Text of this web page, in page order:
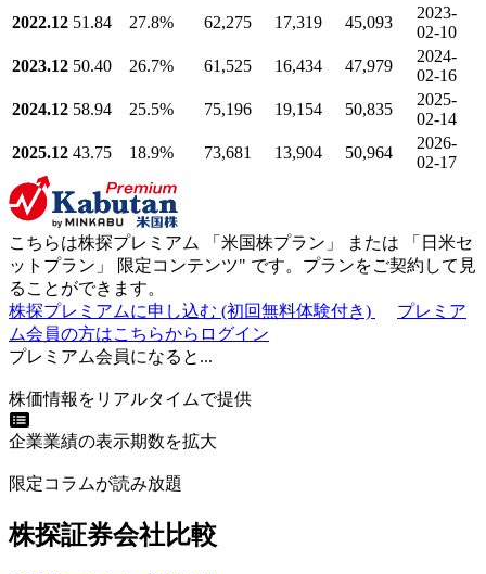
2022.12 51.84 27.8% 62,275 17,319 45,093
2023-
02-10
2023.12 50.40 26.7% 61,525 16,434 47,979
2024-
02-16
2024.12 58.94 25.5% 75,196 19,154 50,835
2025-
02-14
2025.12 43.75 18.9% 73,681 13,904 50,964
2026-
02-17
こちらは株探プレミアム 「 米国株プラン 」 または 「 日米セ
ットプラン 」 限定コンテンツ" です。プランをご契約して見
ることができます。
株探プレミアムに申し込む (初回無料体験付き)
プレミア
ム会員の方はこちらからログイン
プレミアム会員になると...
株価情報をリアルタイムで提供
企業業績の表示期数を拡大
限定コラムが読み放題
株探証券会社比較